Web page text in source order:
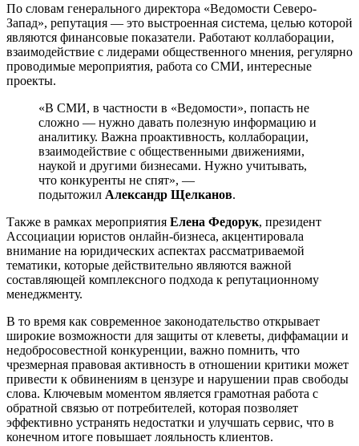
По словам генерального директора «Ведомости Северо-
Запад», репутация — это выстроенная система, целью которой
являются финансовые показатели. Работают коллаборации,
взаимодействие с лидерами общественного мнения, регулярно
проводимые мероприятия, работа со СМИ, интересные
проекты.
«В СМИ, в частности в «Ведомости», попасть не
сложно — нужно давать полезную информацию и
аналитику. Важна проактивность, коллаборации,
взаимодействие с общественными движениями,
наукой и другими бизнесами. Нужно учитывать,
что конкуренты не спят», —
подытожил Александр Щелканов.
Также в рамках мероприятия Елена Федорук, президент
Ассоциации юристов онлайн-бизнеса, акцентировала
внимание на юридических аспектах рассматриваемой
тематики, которые действительно являются важной
составляющей комплексного подхода к репутационному
менеджменту.
В то время как современное законодательство открывает
широкие возможности для защиты от клеветы, диффамации и
недобросовестной конкуренции, важно помнить, что
чрезмерная правовая активность в отношении критики может
привести к обвинениям в цензуре и нарушении прав свободы
слова. Ключевым моментом является грамотная работа с
обратной связью от потребителей, которая позволяет
эффективно устранять недостатки и улучшать сервис, что в
конечном итоге повышает лояльность клиентов.